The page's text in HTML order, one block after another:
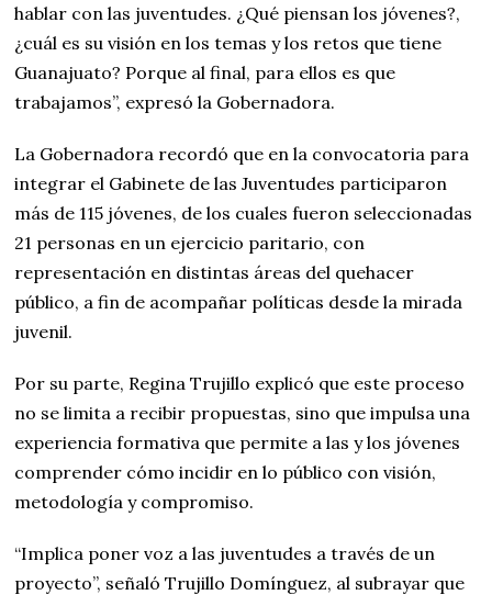
hablar con las juventudes. ¿Qué piensan los jóvenes?,
¿cuál es su visión en los temas y los retos que tiene
Guanajuato? Porque al final, para ellos es que
trabajamos”, expresó la Gobernadora.
La Gobernadora recordó que en la convocatoria para
integrar el Gabinete de las Juventudes participaron
más de 115 jóvenes, de los cuales fueron seleccionadas
21 personas en un ejercicio paritario, con
representación en distintas áreas del quehacer
público, a fin de acompañar políticas desde la mirada
juvenil.
Por su parte, Regina Trujillo explicó que este proceso
no se limita a recibir propuestas, sino que impulsa una
experiencia formativa que permite a las y los jóvenes
comprender cómo incidir en lo público con visión,
metodología y compromiso.
“Implica poner voz a las juventudes a través de un
proyecto”, señaló Trujillo Domínguez, al subrayar que